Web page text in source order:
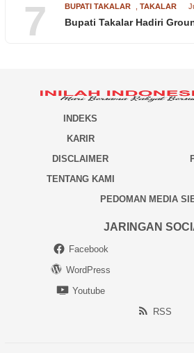
7 BUPATI TAKALAR TAKALAR
Bupati Takalar Hadiri
INDEKS
KARIR
DISCLAIMER
TENTANG KAMI
PEDOMAN MEDIA
JARINGAN
Facebook
WordPress
Youtube
RSS